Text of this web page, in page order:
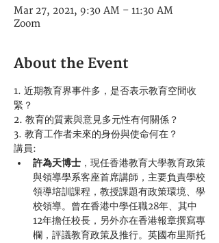
Mar 27, 2021, 9:30 AM – 11:30 AM
Zoom
About the Event
1. 近期教育界事件多，是否表示教育空間收
緊？
2. 教育的質素與意見多元性有何關係？
3. 教育工作者未來的身份與使命何在？
講員:
許為天博士 ，現任香港教育大學教育政策
與領導學系客座首席講師，主要負責學校
領導培訓課程，教授課題有政策環境、學
校領導。曾在香港中學任職28年、其中
12年擔任校長，另外亦在香港報章撰寫專
欄，評議教育政策及推行。英國布里斯托